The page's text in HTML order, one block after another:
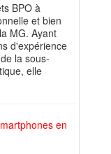
BPO à
et bien
MG. Ayant
d'expérience
la sous-
elle
en